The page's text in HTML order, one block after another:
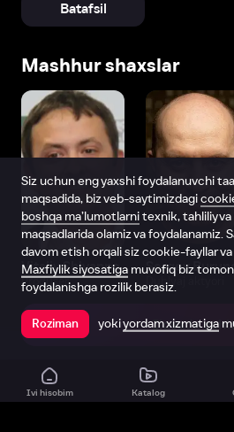
Batafsil
Mashhur shaxslar
Vitaliy Shlyappo
Produser
Sergey
Dublyaj aktyori
Ilovada
Ivi hisobim Katalog
Siz uchun eng yaxshi foydalanuvchi
maqsadida, biz veb-saytimizdagi
boshqa ma’lumotlarnitexnik, tahliliy
maqsadlarida olamiz va foydalanamiz.
davom etish orqali siz cookie-fayllar
Maxfiylik siyosatiga muvofiq biz
foydalanishga rozilik berasiz.
Roziman yokiyordam xizmatiga